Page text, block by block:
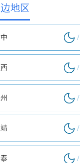
地区
/
/
/
/
/